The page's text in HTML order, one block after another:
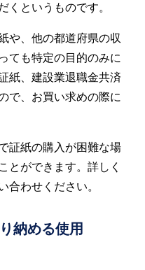
くというものです。
や、他の都道府県の収
ても特定の目的のみに
紙、建設業退職金共済
で、お買い求めの際に
証紙の購入が困難な場
とができます。詳しく
合わせください。
納める使用